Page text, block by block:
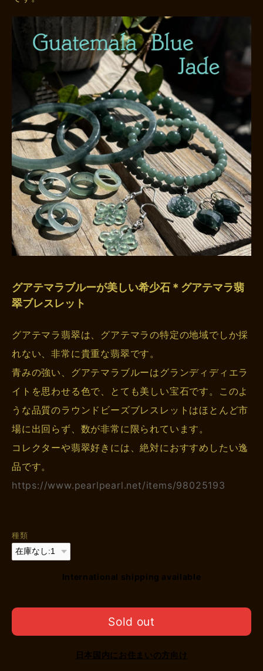
グアテマラブルーが美しい希少石＊グアテマラ翡
翠ブレスレット
グアテマラ翡翠は、グアテマラの特定の地域でしか採
れない、非常に貴重な翡翠です。
青みの強い、グアテマラブルーはグランディディエラ
イトを思わせる色で、とても美しい宝石です。このよ
うな品質のラウンドビーズブレスレットはほとんど市
場に出回らず、数が非常に限られています。
コレクターや翡翠好きには、絶対におすすめしたい逸
品です。
https://www.pearlpearl.net/items/98025193
種類
International shipping available
Sold out
日本国内にお住まいの方向け